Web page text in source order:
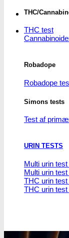
THC/
THC test
Robadope
Robadope
Simons tests
Test af
URIN TESTS
Multi urin
Multi urin
THC urin
THC urin
flere
varianter.
Mulighederne